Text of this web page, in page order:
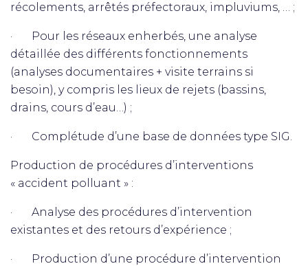
récolements, arrêtés préfectoraux, impluviums, … ;
· Pour les réseaux enherbés, une analyse
détaillée des différents fonctionnements
(analyses documentaires + visite terrains si
besoin), y compris les lieux de rejets (bassins,
drains, cours d’eau…) ;
· Complétude d’une base de données type SIG.
Production de procédures d’interventions
« accident polluant » :
· Analyse des procédures d’intervention
existantes et des retours d’expérience ;
· Production d’une procédure d’intervention